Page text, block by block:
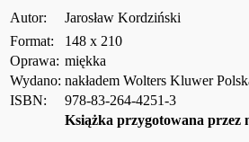
Autor:
Jarosław Kordziński
Format:
148 x 210
Oprawa: miękka
Wydano: nakładem Wolters Kluwer
ISBN:
978-83-264-4251-3
Książka przygotowana przez